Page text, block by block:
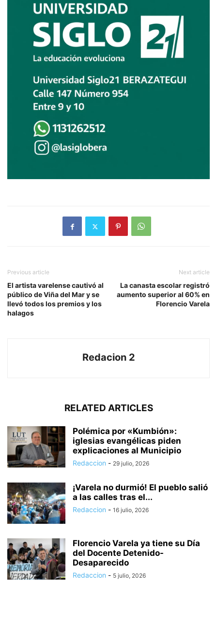
Previous article
El artista varelense cautivó al
público de Viña del Mar y se
llevó todos los premios y los
halagos
Next article
La canasta escolar registró
aumento superior al 60% en
Florencio Varela
Redacion 2
RELATED ARTICLES
Polémica por «Kumbión»:
iglesias evangélicas piden
explicaciones al Municipio
Redaccion - 29 julio, 2026
¡Varela no durmió! El pueblo salió
a las calles tras el...
Redaccion - 16 julio, 2026
Florencio Varela ya tiene su Día
del Docente Detenido-
Desaparecido
Redaccion - 5 julio, 2026